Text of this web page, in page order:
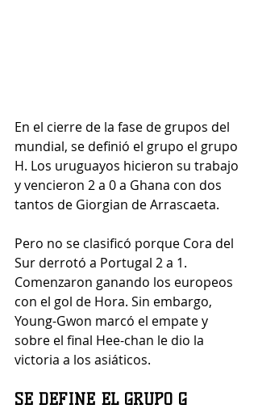
En el cierre de la fase de grupos del
mundial, se definió el grupo el grupo
H. Los uruguayos hicieron su trabajo
y vencieron 2 a 0 a Ghana con dos
tantos de Giorgian de Arrascaeta.
Pero no se clasificó porque Cora del
Sur derrotó a Portugal 2 a 1.
Comenzaron ganando los europeos
con el gol de Hora. Sin embargo,
Young-Gwon marcó el empate y
sobre el final Hee-chan le dio la
victoria a los asiáticos.
SE DEFINE EL GRUPO G